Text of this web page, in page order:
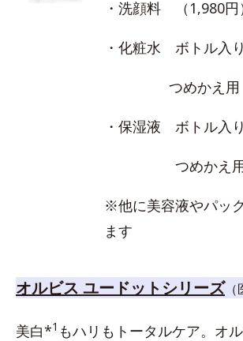
・洗顔料 （1,980円
・化粧水 ボトル入
つめかえ用（
・保湿液 ボトル入
つめかえ用（
※他に美容液やパッ
ます
オルビス ユードットシリーズ（
美白*1 もハリもトータルケア。オ